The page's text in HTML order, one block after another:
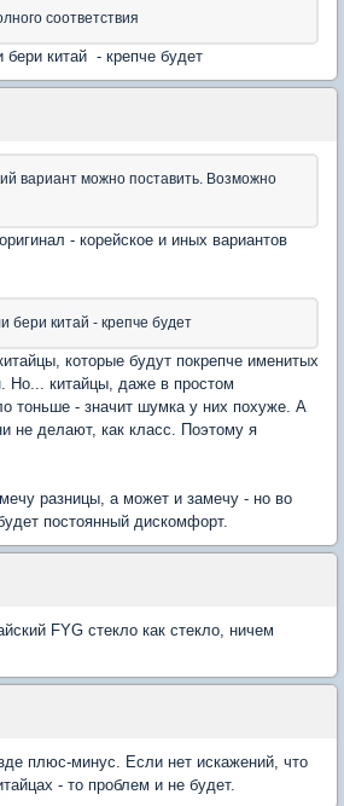
соответствия
бери китай - крепче будет
вариант можно поставить. Возможно
- корейское и иных вариантов
бери китай - крепче будет
которые будут покрепче именитых
Но... китайцы, даже в простом
тоньше - значит шумка у них похуже. А
не делают, как класс. Поэтому я
разницы, а может и замечу - но во
постоянный дискомфорт.
FYG стекло как стекло, ничем
плюс-минус. Если нет искажений, что
- то проблем и не будет.